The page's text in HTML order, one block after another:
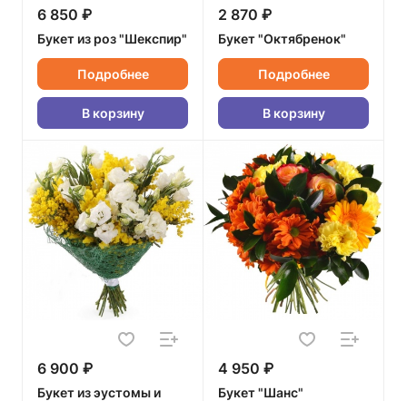
6 850 ₽
Букет из роз "Шекспир"
Подробнее
В корзину
2 870 ₽
Букет "Октябренок"
Подробнее
В корзину
6 900 ₽
Букет из эустомы и
4 950 ₽
Букет "Шанс"